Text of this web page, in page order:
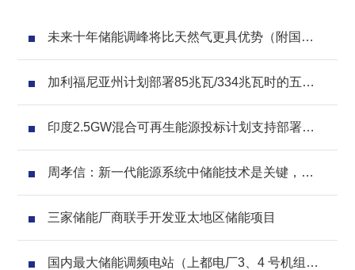
未来十年储能调峰将比天然气更具优势（附国内
政策分析）
加利福尼亚州计划部署85兆瓦/334兆瓦时的五个
储能项目
印度2.5GW混合可再生能源投标计划支持部署储
能设施
周孝信：新一代能源系统中储能技术是关键，
2030达100GW左右
三家储能厂商联手开发​​亚太地区储能项目
国内最大储能调频电站（上都电厂3、4 号机组蓄